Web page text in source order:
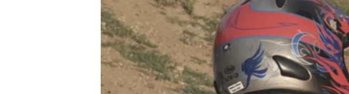
DA
CALDO